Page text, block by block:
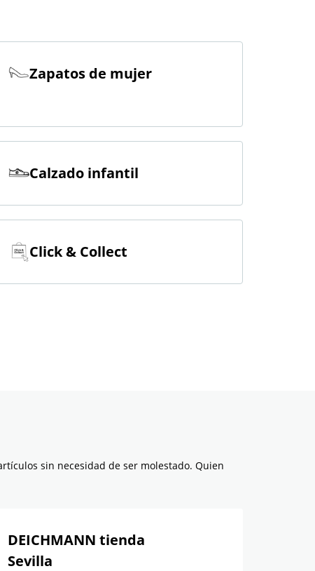
Zapatos de mujer
Calzado infantil
Click & Collect
sin necesidad de ser molestado. Quien
DEICHMANN tienda
Sevilla